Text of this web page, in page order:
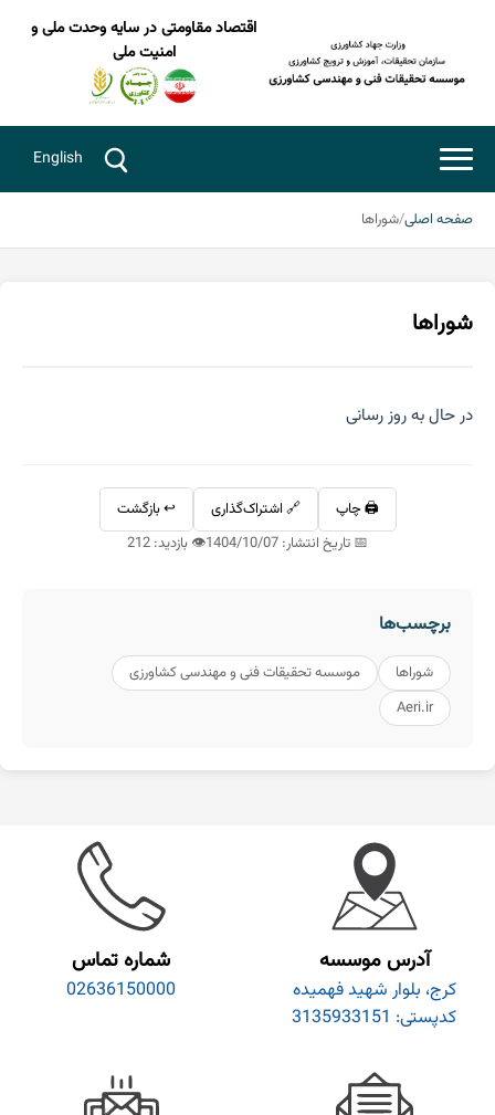
اقتصاد مقاومتی در سایه وحدت ملی و
امنیت ملی
English
صفحه اصلی شوراها
شوراها
در حال به روز رسانی
🖨️ چاپ 🔗 اشتراک‌گذاری
↩️ بازگشت
📅 تاریخ انتشار: 1404/10/07
👁️ بازدید: 212
برچسب‌ها
شوراها
موسسه تحقیقات فنی و مهندسی کشاورزی
Aeri.ir
آدرس موسسه
کرج، بلوار شهید فهمیده
کدپستی: 3135933151
شماره تماس
02636150000